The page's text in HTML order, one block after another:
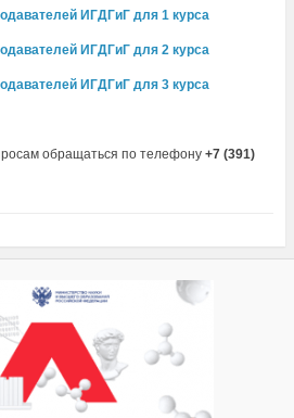
ИГДГиГ для 1 курса
ИГДГиГ для 2 курса
ИГДГиГ для 3 курса
обращаться по телефону +7 (391)